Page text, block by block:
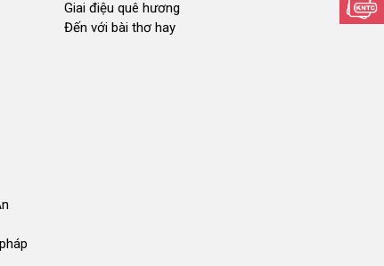
Giai điệu quê hương
Đến với bài thơ hay